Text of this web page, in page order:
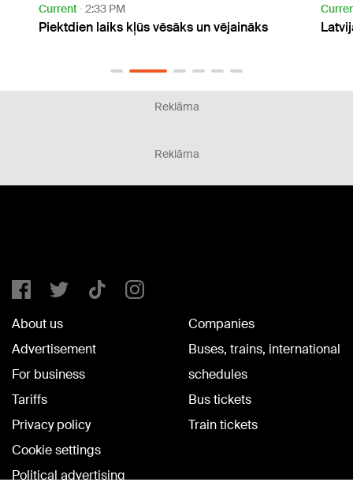
vējaināks
Current
Latvijā sākas solārais rudens
Reklāma
Reklāma
About us
Advertisement
For business
Tariffs
Privacy policy
Cookie settings
Political advertising
Companies
Buses, trains, international
schedules
Bus tickets
Train tickets